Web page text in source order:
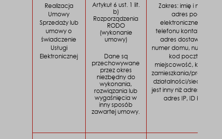
Realizacja
Umowy
Sprzedaży lub
umowy o
świadczenie
Usługi
Elektronicznej
Artykuł 6 ust. 1 lit.
b)
Rozporządzenia
RODO
(wykonanie
umowy)
Dane są
przechowywane
przez okres
niezbędny do
wykonania,
rozwiązania lub
wygaśnięcia w
inny sposób
zawartej umowy.
Zakres: imię i nazwisko;
adres poczty
elektronicznej; numer
telefonu
adres dostawy (ulica,
numer domu, numer
kod pocztowy,
miejscowość, kraj),
zamieszkania/
działalności/siedziby
jest inny niż adres
adres IP, ID klienta.